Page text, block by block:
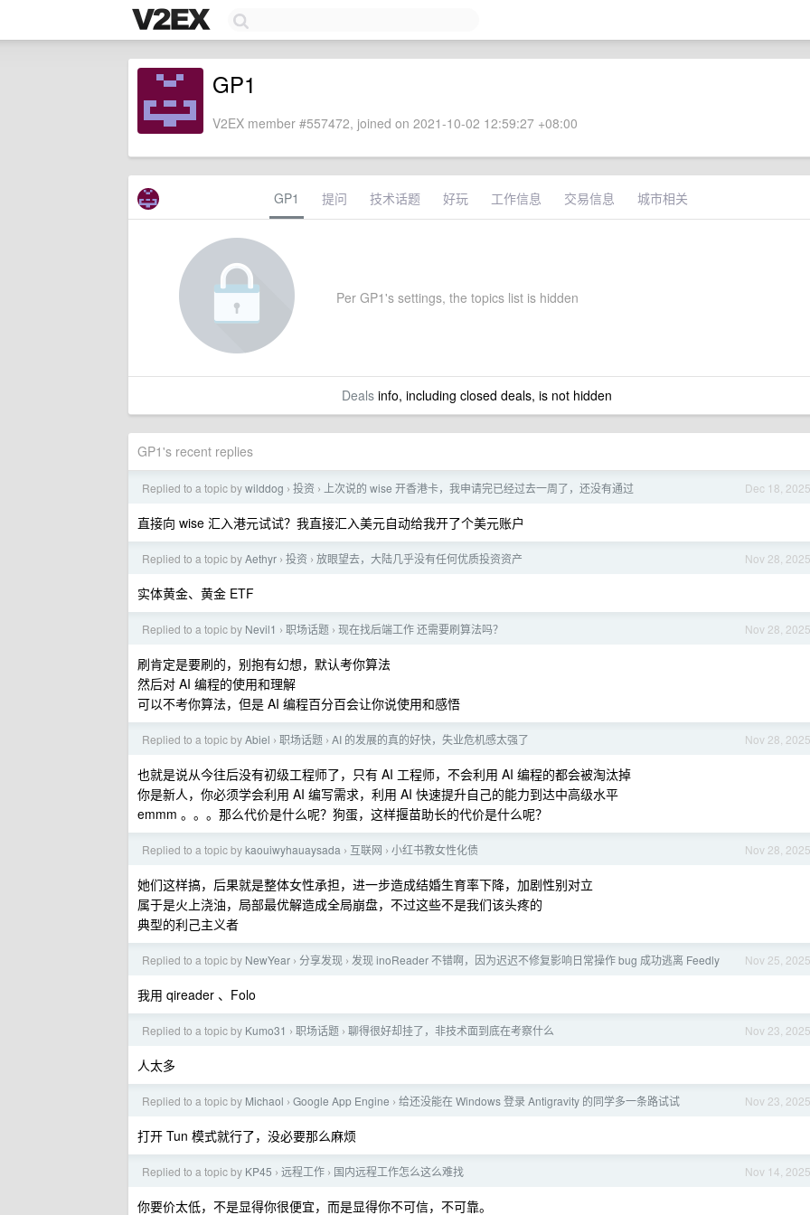
GP1
V2EX member #557472, joined on 2021-10-02 12:59:27 +08:00
GP1 提问 技术话题 好玩 工作信息 交易信息 城市相关
Per GP1's settings, the topics list is hidden
Dealsinfo, including closed deals, is not hidden
GP1's recent replies
Dec 18, 2025
Replied to a topic bywilddog › 投资 › 上次说的 wise 开香港卡，我申请完已经过去一周了，还没有通过
直接向 wise 汇入港元试试？我直接汇入美元自动给我开了个美元账户
Nov 28, 2025
Replied to a topic byAethyr › 投资 › 放眼望去，大陆几乎没有任何优质投资资产
实体黄金、黄金 ETF
Nov 28, 2025
Replied to a topic by Nevil1 › 职场话题 › 现在找后端工作 还需要刷算法吗？
刷肯定是要刷的，别抱有幻想，默认考你算法
然后对 AI 编程的使用和理解
可以不考你算法，但是 AI 编程百分百会让你说使用和感悟
Nov 28, 2025
Replied to a topic byAbiel › 职场话题 › AI 的发展的真的好快，失业危机感太强了
也就是说从今往后没有初级工程师了，只有 AI 工程师，不会利用 AI 编程的都会被淘汰掉
你是新人，你必须学会利用 AI 编写需求，利用 AI 快速提升自己的能力到达中高级水平
emmm 。。。那么代价是什么呢？狗蛋，这样揠苗助长的代价是什么呢？
Nov 28, 2025
Replied to a topic bykaouiwyhauaysada › 互联网 › 小红书教女性化债
她们这样搞，后果就是整体女性承担，进一步造成结婚生育率下降，加剧性别对立
属于是火上浇油，局部最优解造成全局崩盘，不过这些不是我们该头疼的
典型的利己主义者
Nov 25, 2025
Replied to a topic by NewYear › 分享发现 › 发现 inoReader 不错啊，因为迟迟不修复影响日常操作 bug 成功逃离 Feedly
我用 qireader 、Folo
Nov 23, 2025
Replied to a topic by Kumo31 › 职场话题 › 聊得很好却挂了，非技术面到底在考察什么
人太多
Nov 23, 2025
Replied to a topic by Michaol › Google App Engine › 给还没能在 Windows 登录 Antigravity 的同学多一条路试试
打开 Tun 模式就行了，没必要那么麻烦
Nov 14, 2025
Replied to a topic by KP45 › 远程工作 › 国内远程工作怎么这么难找
你要价太低，不是显得你很便宜，而是显得你不可信，不可靠。